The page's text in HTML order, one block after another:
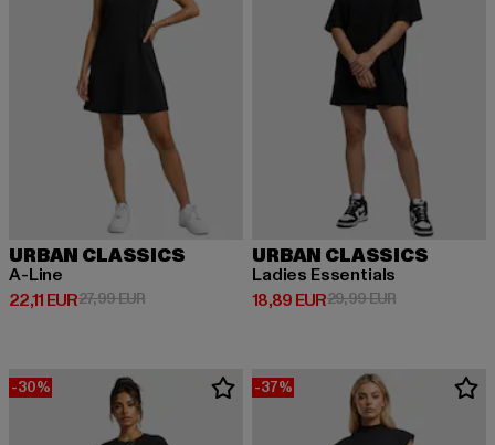
URBAN CLASSICS
A-Line
22,11 EUR
Derzeitiger Preis: 22,11 EUR
27,99 EURAktionspreis: 27,99 EUR
URBAN CLASSICS
Ladies Essentials
18,89 EUR
Derzeitiger Preis: 18,89 EUR
29,99 EURAktionspreis:
-30% -37%